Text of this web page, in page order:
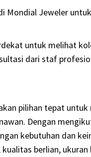
Mondial Jeweler
untuk melihat
dari staf
pilihan tepat
Dengan
kebutuhan dan
berlian, ukuran